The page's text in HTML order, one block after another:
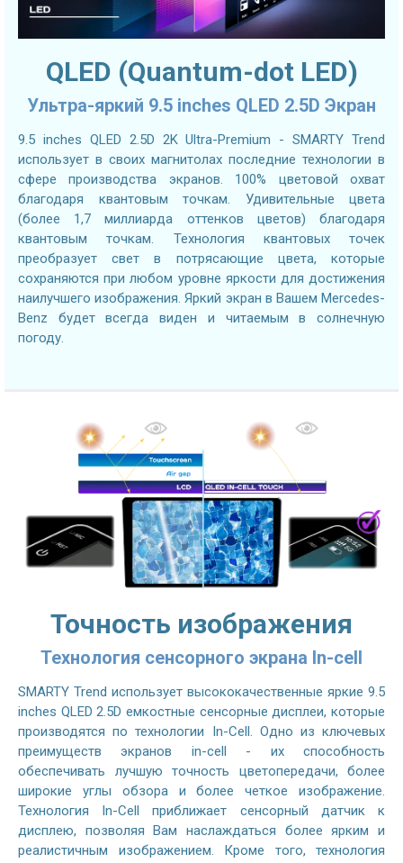
QLED (Quantum-dot LED)
Ультра-яркий 9.5 inches QLED 2.5D Экран
9.5 inches QLED 2.5D 2K Ultra-Premium - SMARTY Trend
использует в своих магнитолах последние технологии в
сфере производства экранов. 100% цветовой охват
благодаря квантовым точкам. Удивительные цвета
(более 1,7 миллиарда оттенков цветов) благодаря
квантовым точкам. Технология квантовых точек
преобразует свет в потрясающие цвета, которые
сохраняются при любом уровне яркости для достижения
наилучшего изображения. Яркий экран в Вашем Mercedes-
Benz будет всегда виден и читаемым в солнечную
погоду.
Точность изображения
Технология сенсорного экрана In-cell
SMARTY Trend использует высококачественные яркие 9.5
inches QLED 2.5D емкостные сенсорные дисплеи, которые
производятся по технологии In-Cell. Одно из ключевых
преимуществ экранов in-cell - их способность
обеспечивать лучшую точность цветопередачи, более
широкие углы обзора и более четкое изображение.
Технология In-Cell приближает сенсорный датчик к
дисплею, позволяя Вам наслаждаться более ярким и
реалистичным изображением. Кроме того, технология